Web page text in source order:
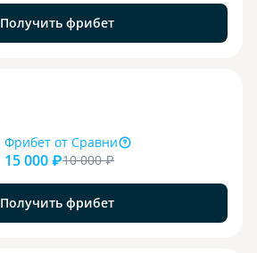
Получить фрибет
Фрибет от Сравни
15 000 ₽10 000₽
Получить фрибет